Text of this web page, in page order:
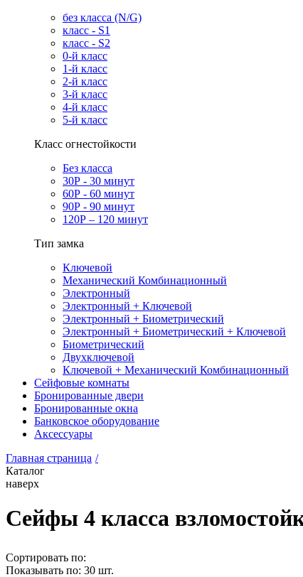
без класса (N/G)
класс - S1
класс - S2
0-й класс
1-й класс
2-й класс
3-й класс
4-й класс
5-й класс
Класс огнестойкости
Без класса
30Р - 30 минут
60Р - 60 минут
90Р - 90 минут
120Р – 120 минут
Тип замка
Ключевой
Механический Комбинационный
Электронный
Электронный + Ключевой
Электронный + Биометрический
Электронный + Биометрический + Ключевой
Биометрический
Двухключевой
Ключевой + Механический Комбинационный
Сейфовые комнаты
Бронированные двери
Бронированные окна
Банковское оборудование
Аксессуары
Главная страница /
Каталог
наверх
Сейфы 4 класса
Сортировать по:
Показывать по: 30 шт.